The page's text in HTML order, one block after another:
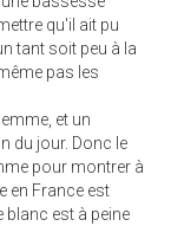
qu'il ait pu
tant soit peu à la
pas les
et un
du jour. Donc le
pour montrer à
en France est
blanc est à peine